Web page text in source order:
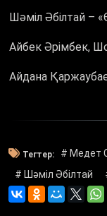
Шәміл Әбілтай –
Айбек Әрімбек,
Айдана
Тегтер: # Медет
# Шәміл Әбілтай